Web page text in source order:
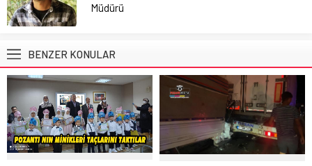
Müdürü
BENZER KONULAR